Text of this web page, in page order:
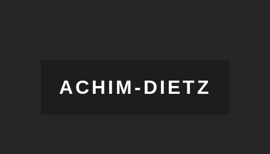
ACHIM-DIETZ